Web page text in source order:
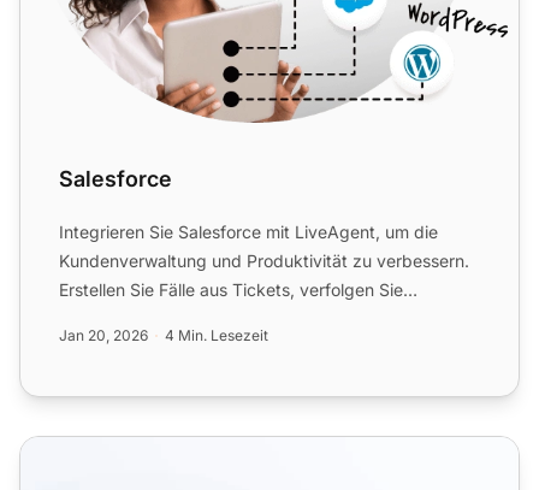
Salesforce
Integrieren Sie Salesforce mit LiveAgent, um die
Kundenverwaltung und Produktivität zu verbessern.
Erstellen Sie Fälle aus Tickets, verfolgen Sie
Jan 20, 2026 4 Min. Lesezeit
CRM-Funktionen für den Kundensupport